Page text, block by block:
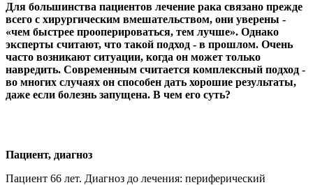
Для большинства пациентов лечение рака связано прежде
всего с хирургическим вмешательством, они уверены -
«чем быстрее прооперироваться, тем лучше». Однако
эксперты считают, что такой подход - в прошлом. Очень
часто возникают ситуации, когда он может только
навредить. Современным считается комплексный подход -
во многих случаях он способен дать хорошие результаты,
даже если болезнь запущена. В чем его суть?
Пациент, диагноз
Пациент 66 лет. Диагноз до лечения: периферический